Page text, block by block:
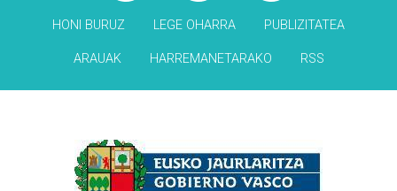
HONI BURUZ LEGE OHARRA PUBLIZITATEA
ARAUAK HARREMANETARAKO RSS